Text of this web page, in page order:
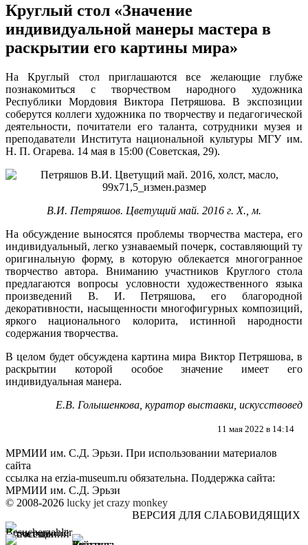
Круглый стол «Значение
индивидуальной манеры мастера в
раскрытии его картины мира»
На Круглый стол приглашаются все желающие глубже
познакомиться с творчеством народного художника
Республики Мордовия Виктора Петряшова. В экспозиции
соберутся коллеги художника по творчеству и педагогической
деятельности, почитатели его таланта, сотрудники музея и
преподаватели Института национальной культуры МГУ им.
Н. П. Огарева. 14 мая в 15:00 (Советская, 29).
В.И. Петряшов. Цветущий май. 2016 г. Х., м.
На обсуждение выносятся проблемы творчества мастера, его
индивидуальный, легко узнаваемый почерк, составляющий ту
оригинальную форму, в которую облекается многогранное
творчество автора. Вниманию участников Круглого стола
предлагаются вопросы условности художественного языка
произведений В. И. Петряшова, его благородной
декоративности, насыщенности многофигурных композиций,
яркого национального колорита, истинной народности
содержания творчества.
В целом будет обсуждена картина мира Виктор Петряшова, в
раскрытии которой особое значение имеет его
индивидуальная манера.
Е.В. Голышенкова, куратор выставки, искусствовед
11 мая 2022 в 14:14
МРМИИ им. С.Д. Эрьзи. При использовании материалов
сайта
ссылка на erzia-museum.ru обязательна. Поддержка сайта:
МРМИИ им. С.Д. Эрьзи
© 2008-2026 lucky jet crazy monkey
ВЕРСИЯ ДЛЯ СЛАБОВИДЯЩИХ